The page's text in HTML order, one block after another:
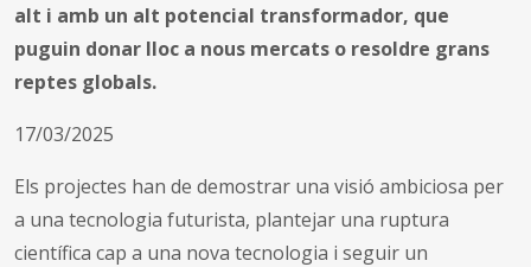
alt i amb un alt potencial transformador, que
puguin donar lloc a nous mercats o resoldre grans
reptes globals.
17/03/2025
Els projectes han de demostrar una visió ambiciosa per
a una tecnologia futurista, plantejar una ruptura
científica cap a una nova tecnologia i seguir un